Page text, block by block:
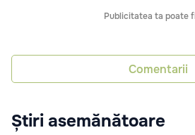
Publicitatea ta poate
Comentarii
Știri asemănătoare